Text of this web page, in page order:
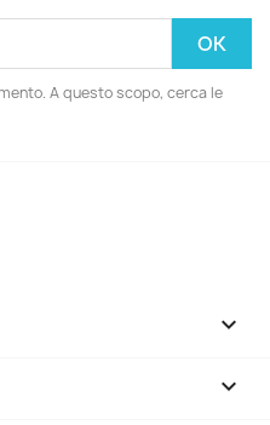
A questo scopo, cerca le

